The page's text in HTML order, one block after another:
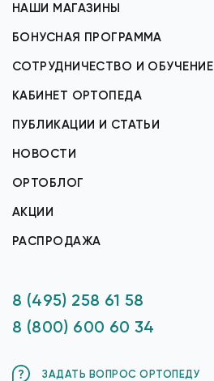
НАШИ МАГАЗИНЫ
БОНУСНАЯ ПРОГРАММА
СОТРУДНИЧЕСТВО И ОБУЧЕНИЕ
КАБИНЕТ ОРТОПЕДА
ПУБЛИКАЦИИ И СТАТЬИ
НОВОСТИ
ОРТОБЛОГ
АКЦИИ
РАСПРОДАЖА
8 (495) 258 61 58
8 (800) 600 60 34
ЗАДАТЬ ВОПРОС ОРТОПЕДУ